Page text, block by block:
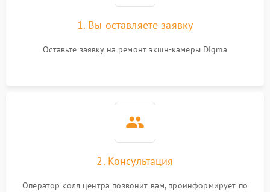
1. Вы оставляете заявку
Оставьте заявку на ремонт экшн-камеры Digma
2. Консультация
Оператор колл центра позвонит вам, проинформирует по